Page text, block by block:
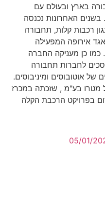
בארץ ובעולם עם
בשנים האחרונות נכנסה
רכבות קלות, תחבורה
אירופה המפעילה
כמו כן מעניקה החברה
לחברות תחבורה
של אוטובוסים ומיניבוסים.
בע"מ , שזכתה במכרז
בפרויקט הרכבת הקלה
05/01/